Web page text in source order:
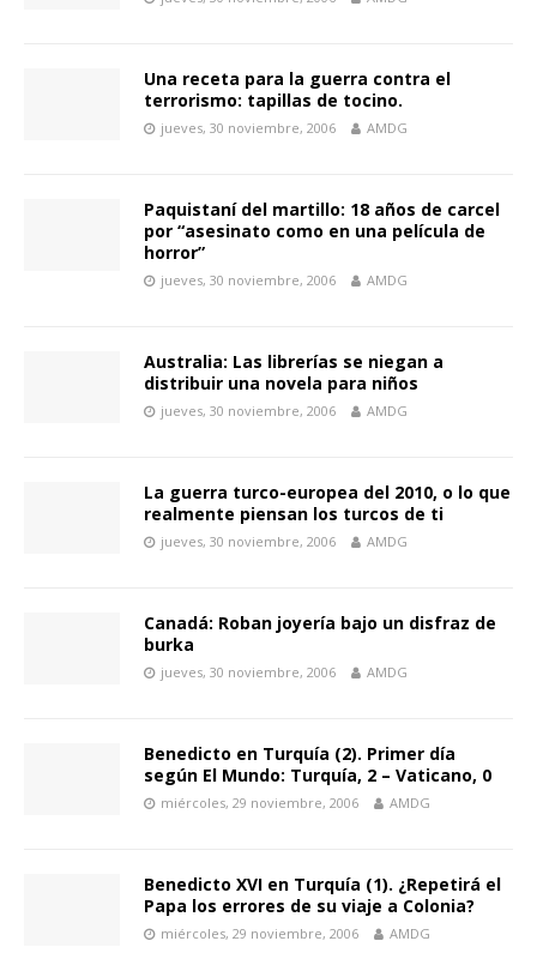
Una receta para la guerra contra el
terrorismo: tapillas de tocino.
jueves, 30 noviembre, 2006 AMDG
Paquistaní del martillo: 18 años de carcel
por “asesinato como en una película de
horror”
jueves, 30 noviembre, 2006 AMDG
Australia: Las librerías se niegan a
distribuir una novela para niños
jueves, 30 noviembre, 2006 AMDG
La guerra turco-europea del 2010, o lo que
realmente piensan los turcos de ti
jueves, 30 noviembre, 2006 AMDG
Canadá: Roban joyería bajo un disfraz de
burka
jueves, 30 noviembre, 2006 AMDG
Benedicto en Turquía (2). Primer día
según El Mundo: Turquía, 2 – Vaticano, 0
miércoles, 29 noviembre, 2006 AMDG
Benedicto XVI en Turquía (1). ¿Repetirá el
Papa los errores de su viaje a Colonia?
miércoles, 29 noviembre, 2006 AMDG